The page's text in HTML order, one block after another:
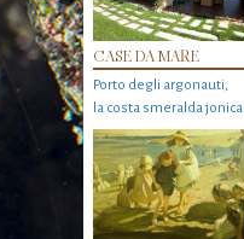
CASE DA MARE
Porto degli argonauti,
la costa smeralda jonica